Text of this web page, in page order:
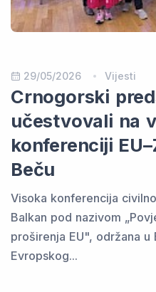
29/05/2026 Vijesti
Crnogorski
učestvovali na
konferenciji
Beču
Visoka konferencija
Balkan pod nazivom
proširenja EU", održana u
Evropskog...